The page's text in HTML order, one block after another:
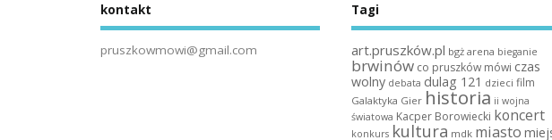
kontakt
pruszkowmowi@gmail.com
Tagi
art.pruszków.pl bgż arena bieganie
brwinów co pruszków mówi czas
wolny debata dulag 121 dzieci film
Galaktyka Gier historia ii wojna
światowa Kacper Borowiecki koncert
konkurs kultura mdk miasto